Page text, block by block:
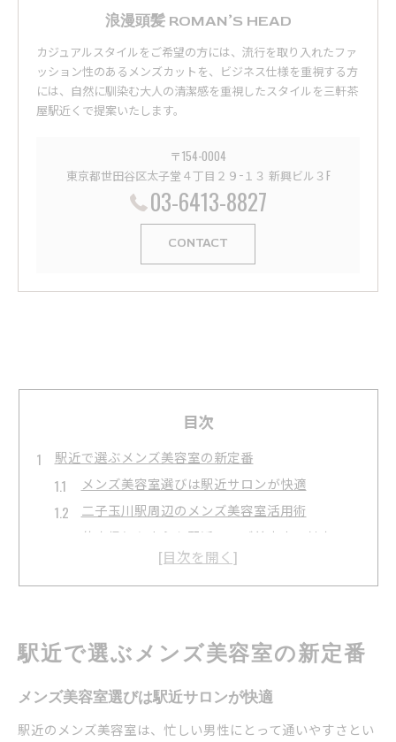
浪漫頭髪 ROMAN’S HEAD
カジュアルスタイルをご希望の方には、流行を取り入れたファ
ッション性のあるメンズカットを、ビジネス仕様を重視する方
には、自然に馴染む大人の清潔感を重視したスタイルを三軒茶
屋駅近くで提案いたします。
〒154-0004
東京都世田谷区太子堂４丁目２９−１３ 新興ビル３F
03-6413-8827
CONTACT
目次
駅近で選ぶメンズ美容室の新定番
メンズ美容室選びは駅近サロンが快適
二子玉川駅周辺のメンズ美容室活用術
仕事帰りも安心な駅近メンズ美容室の魅力
メンズ美容室で叶う時短＆快適な通いやすさ
アクセス抜群なメンズ美容室のチェック方法
メンズ美容室でビジネス映えスタイルを実現
清潔感とトレンドを両立するメンズ美容室活用
再現性重視のメンズ美容室選びが重要な理由
スタイリストの提案で理想の髪型に近づくコツ
駅近で選ぶメンズ美容室の新定番
メンズ美容室選びは駅近サロンが快適
駅近のメンズ美容室は、忙しい男性にとって通いやすさとい